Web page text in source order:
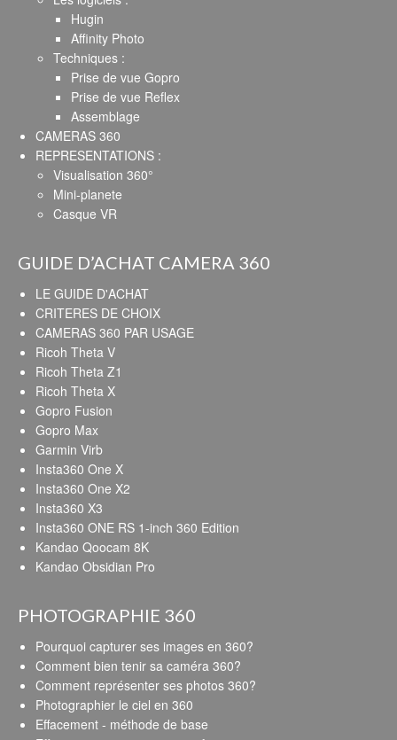
Hugin
Affinity Photo
Techniques :
Prise de vue Gopro
Prise de vue Reflex
Assemblage
CAMERAS 360
REPRESENTATIONS :
Visualisation 360°
Mini-planete
Casque VR
GUIDE D’ACHAT CAMERA 360
LE GUIDE D'ACHAT
CRITERES DE CHOIX
CAMERAS 360 PAR USAGE
Ricoh Theta V
Ricoh Theta Z1
Ricoh Theta X
Gopro Fusion
Gopro Max
Garmin Virb
Insta360 One X
Insta360 One X2
Insta360 X3
Insta360 ONE RS 1-inch 360 Edition
Kandao Qoocam 8K
Kandao Obsidian Pro
PHOTOGRAPHIE 360
Pourquoi capturer ses images en 360?
Comment bien tenir sa caméra 360?
Comment représenter ses photos 360?
Photographier le ciel en 360
Effacement - méthode de base